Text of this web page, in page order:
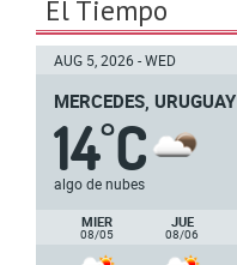
El Tiempo
AUG 5, 2026 - WED
MERCEDES, URUGUAY
14°C
algo de nubes
MIER
08/05
JUE
08/06